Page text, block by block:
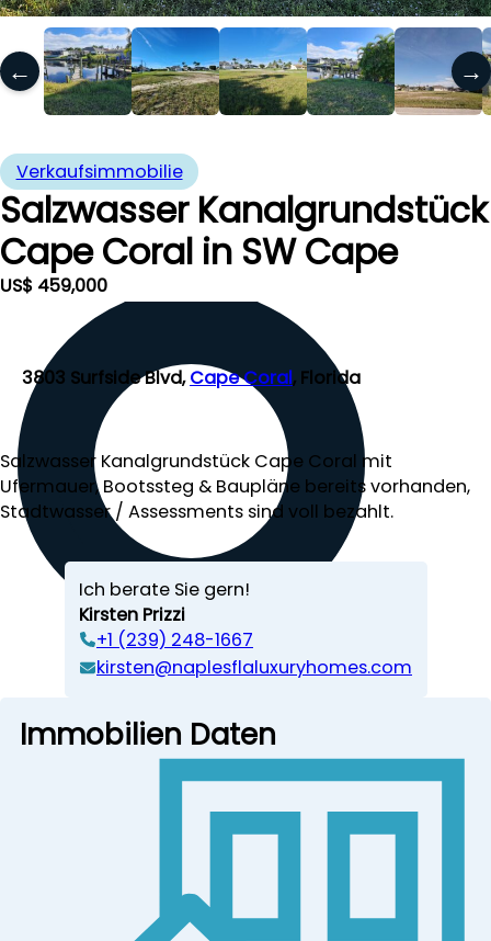
← →
Verkaufsimmobilie
Salzwasser Kanalgrundstück
Cape Coral in SW Cape
US$ 459,000
3803 Surfside Blvd,Cape Coral, Florida
Salzwasser Kanalgrundstück Cape Coral mit
Ufermauer, Bootssteg & Baupläne bereits vorhanden,
Stadtwasser / Assessments sind voll bezahlt.
Ich berate Sie gern!
Kirsten Prizzi
‭+1 (239) 248-1667‬
kirsten@naplesflaluxuryhomes.com
Immobilien Daten